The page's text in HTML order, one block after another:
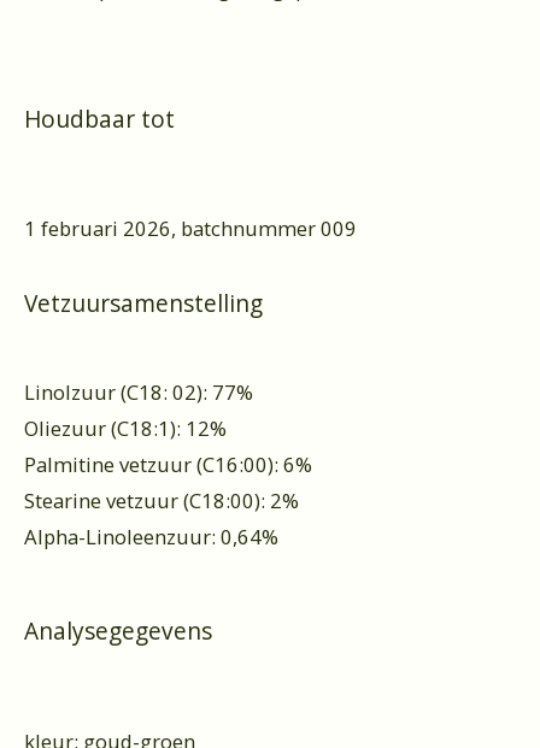
Houdbaar tot
1 februari 2026, batchnummer 009
Vetzuursamenstelling
Linolzuur (C18: 02): 77%
Oliezuur (C18:1): 12%
Palmitine vetzuur (C16:00): 6%
Stearine vetzuur (C18:00): 2%
Alpha-Linoleenzuur: 0,64%
Analysegegevens
kleur: goud-groen